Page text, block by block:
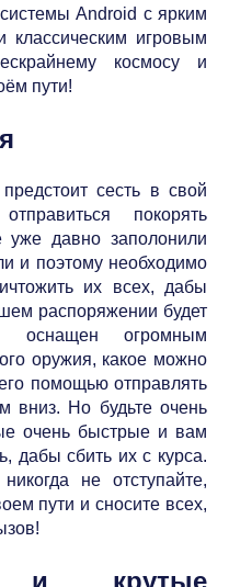
Android с ярким
классическим игровым
космосу и
пути!
сесть в свой
покорять
давно заполонили
и поэтому необходимо
их всех, дабы
распоряжении будет
оснащен огромным
оружия, какое можно
помощью отправлять
вниз. Но будьте очень
очень быстрые и вам
дабы сбить их с курса.
не отступайте,
пути и сносите всех,
и крутые